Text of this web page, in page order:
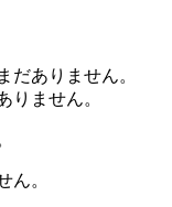
だありません。
りません。
ん。